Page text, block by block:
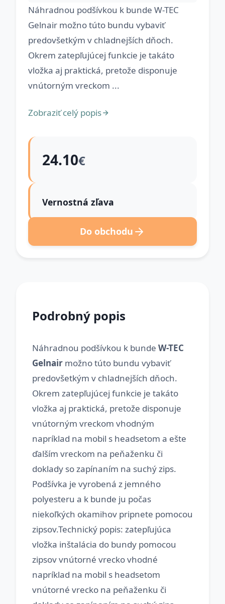
Náhradnou podšívkou k bunde W-TEC
Gelnair možno túto bundu vybaviť
predovšetkým v chladnejších dňoch.
Okrem zatepľujúcej funkcie je takáto
vložka aj praktická, pretože disponuje
vnútorným vreckom ...
Zobraziť celý popis
24.10€
Vernostná zľava
Do obchodu
Podrobný popis
Náhradnou podšívkou k bunde W-TEC
Gelnair možno túto bundu vybaviť
predovšetkým v chladnejších dňoch.
Okrem zatepľujúcej funkcie je takáto
vložka aj praktická, pretože disponuje
vnútorným vreckom vhodným
napríklad na mobil s headsetom a ešte
ďalším vreckom na peňaženku či
doklady so zapínaním na suchý zips.
Podšívka je vyrobená z jemného
polyesteru a k bunde ju počas
niekoľkých okamihov pripnete pomocou
zipsov.Technický popis: zatepľujúca
vložka inštalácia do bundy pomocou
zipsov vnútorné vrecko vhodné
napríklad na mobil s headsetom
vnútorné vrecko na peňaženku či